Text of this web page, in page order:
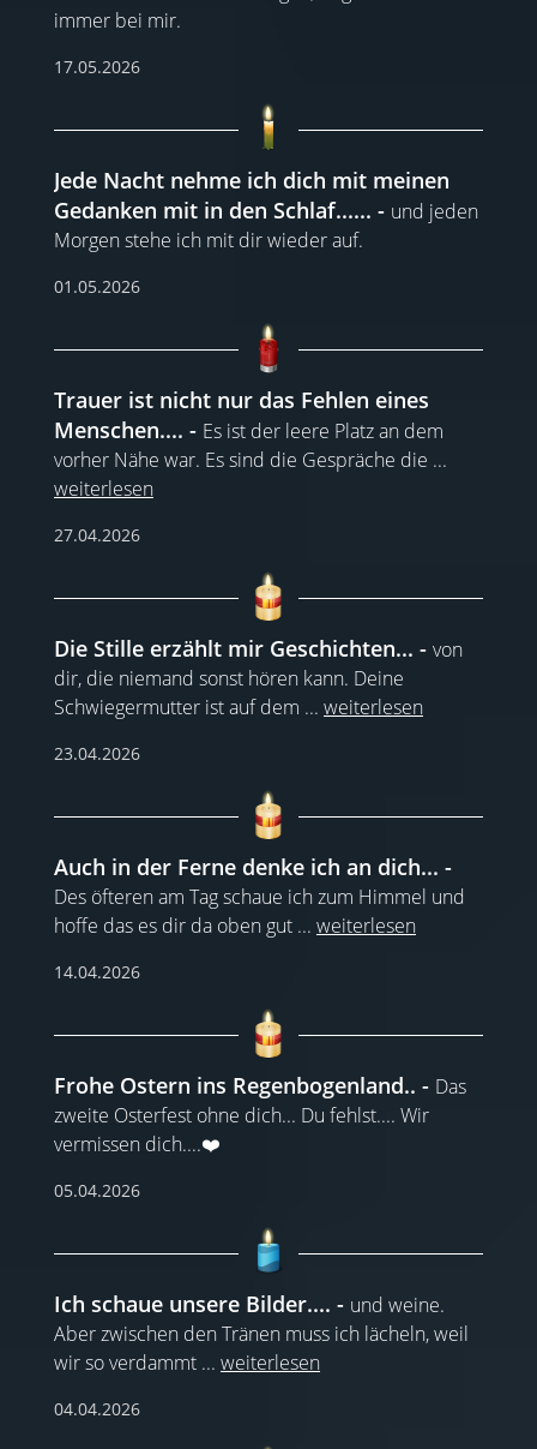
immer bei mir.
17.05.2026
Jede Nacht nehme ich dich mit meinen
Gedanken mit in den Schlaf......
und jeden
Morgen stehe ich mit dir wieder auf.
01.05.2026
Trauer ist nicht nur das Fehlen eines
Menschen....
Es ist der leere Platz an dem
vorher Nähe war. Es sind die Gespräche die ...
weiterlesen
27.04.2026
Die Stille erzählt mir Geschichten...
von
dir, die niemand sonst hören kann. Deine
Schwiegermutter ist auf dem ... weiterlesen
23.04.2026
Auch in der Ferne denke ich an dich...
Des öfteren am Tag schaue ich zum Himmel und
hoffe das es dir da oben gut ... weiterlesen
14.04.2026
Frohe Ostern ins Regenbogenland..
Das
zweite Osterfest ohne dich... Du fehlst.... Wir
vermissen dich....❤️
05.04.2026
Ich schaue unsere Bilder....
und weine.
Aber zwischen den Tränen muss ich lächeln, weil
wir so verdammt ... weiterlesen
04.04.2026